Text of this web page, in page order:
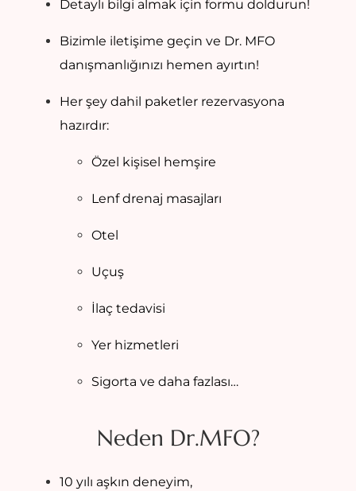
Detaylı bilgi almak için formu doldurun!
Bizimle iletişime geçin ve Dr. MFO
danışmanlığınızı hemen ayırtın!
Her şey dahil paketler rezervasyona
hazırdır:
Özel kişisel hemşire
Lenf drenaj masajları
Otel
Uçuş
İlaç tedavisi
Yer hizmetleri
Sigorta ve daha fazlası…
Neden Dr.MFO?
10 yılı aşkın deneyim,